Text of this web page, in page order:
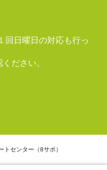
回日曜日の対応も行っ
ださい。
トセンター（8サポ）